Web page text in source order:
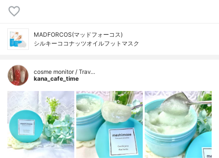
MADFORCOS(マッドフォーコス)
シルキーココナッツオイルフットマスク
cosme monitor / Trav…
kana_cafe_time